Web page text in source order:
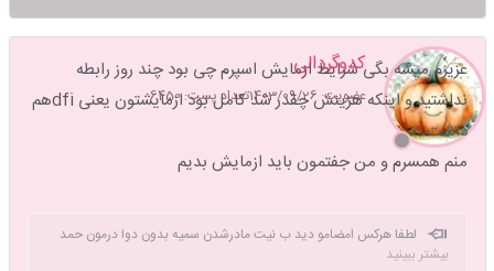
کدوگردالی
عضویت: 1403/09/26 تعداد پست: 6450
عزیزم میشه بگی شرایط ازمایش اسپرم چی بود چند روز رابطه
نداشتید و اینکه هزینش چقدر شد کامل بود ازمایشتون یعنی dfiهم
داشت
منم همسرم و من جفتمون باید ازمایش بدیم
لطفا هرکس امضامو دید ب نیت مادرشدن سمیه بدون دوا درمون حمد
صلوات بخونه ممنون
بیشتر ببینید